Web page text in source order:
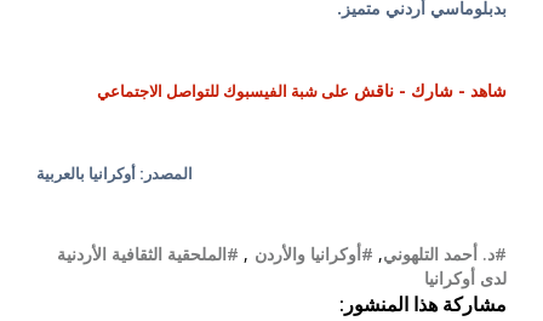
بدبلوماسي أردني متميز.
شاهد - شارك - ناقش على شبة الفيسبوك للتواصل الاجتماعي
المصدر: أوكرانيا بالعربية
#د. أحمد التلهوني, #أوكرانيا والأردن , #الملحقية الثقافية الأردنية
لدى أوكرانيا
مشاركة هذا المنشور: